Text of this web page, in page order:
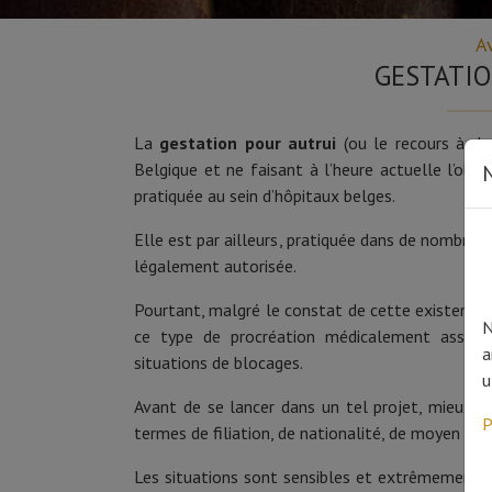
La gestation pour autrui (ou le recours à
Belgique et ne faisant à l’heure actuelle
pratiquée au sein d’hôpitaux belges.
Elle est par ailleurs, pratiquée dans de
légalement autorisée.
Pourtant, malgré le constat de cette existence
ce type de procréation médicalement
situations de blocages.
Avant de se lancer dans un tel projet, mieux
termes de filiation, de nationalité, de moyen de
Les situations sont sensibles et extrêmement